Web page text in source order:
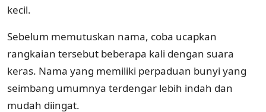
kecil.
Sebelum memutuskan nama, coba ucapkan
rangkaian tersebut beberapa kali dengan suara
keras. Nama yang memiliki perpaduan bunyi yang
seimbang umumnya terdengar lebih indah dan
mudah diingat.